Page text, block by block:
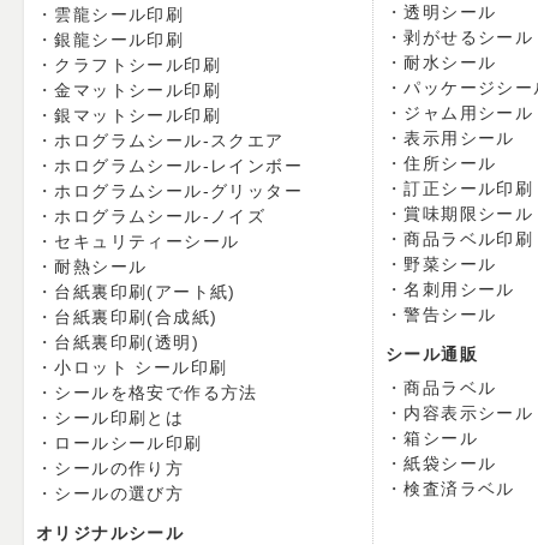
雲龍シール印刷
銀龍シール印刷
クラフトシール印刷
金マットシール印刷
銀マットシール印刷
ホログラムシール-スクエア
ホログラムシール-レインボー
ホログラムシール-グリッター
ホログラムシール-ノイズ
セキュリティーシール
耐熱シール
台紙裏印刷(アート紙)
台紙裏印刷(合成紙)
台紙裏印刷(透明)
小ロット シール印刷
シールを格安で作る方法
シール印刷とは
ロールシール印刷
シールの作り方
シールの選び方
オリジナルシール
透明シール
剥がせるシール
耐水シール
パッケージシー
ジャム用シール
表示用シール
住所シール
訂正シール印刷
賞味期限シール
商品ラベル印刷
野菜シール
名刺用シール
警告シール
シール通販
商品ラベル
内容表示シール
箱シール
紙袋シール
検査済ラベル